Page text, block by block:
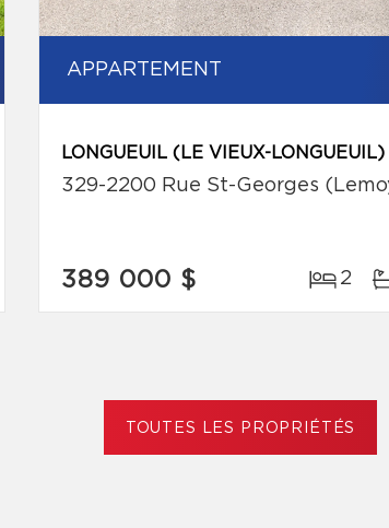
APPARTEMENT
LONGUEUIL (LE VIEUX-LONGUEUIL)
389 000 $ 2
TOUTES LES PROPRIÉTÉS